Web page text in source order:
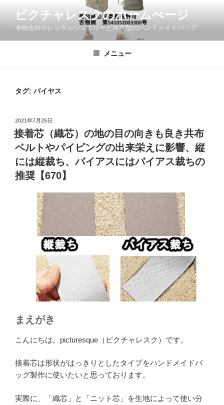
ン
ピクチャレスクのホームぺージ
本物志向のレンタルジュエリーと共有型のハンドメイドバッグ
メニュー
タグ: バイヤス
投
稿
日:
2021年7月25日
接着芯（織芯）の地の目の向きも良き共布
ベルトやパイピングの出来栄えに影響、縦
には縦裁ち、バイアスにはバイアス裁ちの
推奨【670】
まえがき
こんにちは。picturesque（ピクチャレスク）です。
接着芯は形状がはっきりとしたタイプをハンドメイドバ
ッグ製作に使いたいと思っております。
実際に、「織芯」と「ニット芯」を生地によって使い分